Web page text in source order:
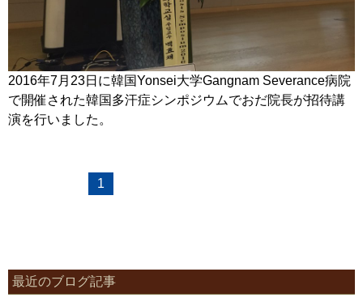
2016年7月23日に韓国Yonsei大学Gangnam Severance病院
で開催された韓国多汗症シンポジウムでおだ院長が招待講
演を行いました。
1
最近のブログ記事